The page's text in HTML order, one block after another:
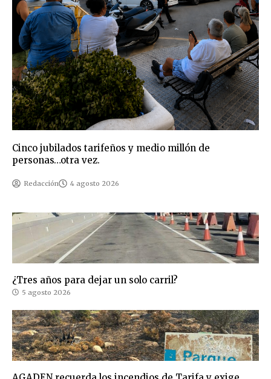
Cinco jubilados tarifeños y medio millón de
personas…otra vez.
Redacción 4 agosto 2026
¿Tres años para dejar un solo carril?
5 agosto 2026